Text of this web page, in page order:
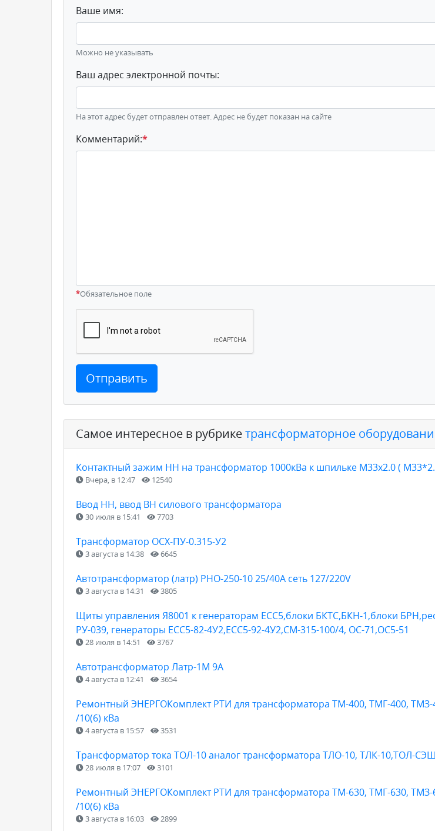
Ваше имя:
Можно не указывать
Ваш адрес электронной почты:
На этот адрес будет отправлен ответ. Адрес не будет показан на сайте
Комментарий:*
*Обязательное поле
Отправить
Самое интересное в рубрикетрансформаторное
Контактный зажим НН на трансформатор 1000кВа к шпильке М33х2.0 (
Вчера, в 12:47 12540
Ввод НН, ввод ВН силового трансформатора
30 июля в 15:41 7703
Трансформатор ОСХ-ПУ-0.315-У2
3 августа в 14:38 6645
Автотрансформатор (латр) РНО-250-10 25/40А сеть 127/220V
3 августа в 14:31 3805
Щиты управления Я8001 к генераторам ЕСС5,блоки БКТС,БКН-1,блоки
РУ-039, генераторы ЕСС5-82-4У2,ЕСС5-92-4У2,СМ-315-100/4, ОС-71,ОС5-51
28 июля в 14:51 3767
Автотрансформатор Латр-1М 9А
4 августа в 12:41 3654
Ремонтный ЭНЕРГОКомплект РТИ для трансформатора ТМ-400, ТМГ-400,
/10(6) кВа
4 августа в 15:57 3531
Трансформатор тока ТОЛ-10 аналог трансформатора ТЛО-10, ТЛК-10,ТОЛ-
28 июля в 17:07 3101
Ремонтный ЭНЕРГОКомплект РТИ для трансформатора ТМ-630, ТМГ-630,
/10(6) кВа
3 августа в 16:03 2899